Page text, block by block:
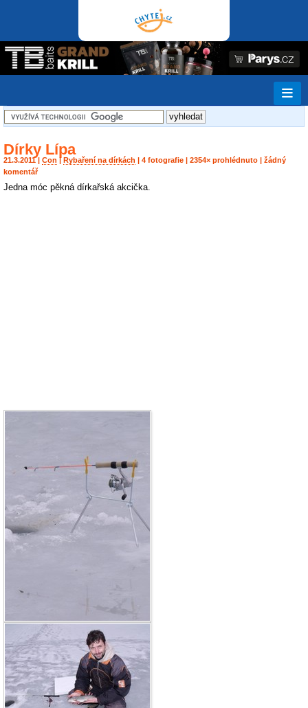
Dírky Lípa
21.3.2011 | Con | Rybaření na dírkách | 4 fotografie | 2354× prohlédnuto | žádný
komentář
Jedna móc pěkná dírkařská akcička.